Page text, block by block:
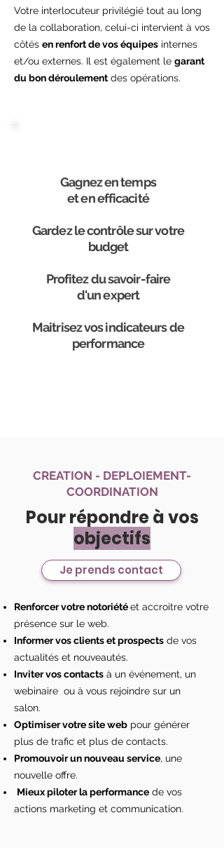
Votre interlocuteur privilégié tout au long
de la collaboration, celui-ci intervient à vos
côtés en renfort de vos équipes internes
et/ou externes. Il est également le garant
du bon déroulement des opérations.
Gagnez en temps
et en efficacité
Gardez le contrôle sur votre
budget
Profitez du savoir-faire
d'un expert
Maitrisez vos indicateurs de
performance
CREATION - DEPLOIEMENT-
COORDINATION
Pour répondre à vos
objectifs
Je prends contact
Renforcer votre notoriétéet accroitre votre
présence sur le web.
Informer vos clients et prospects de vos
actualités et nouveautés.
Inviter vos contacts à un événement, un
webinaire ou à vous rejoindre sur un
salon.
Optimiser votre site web pour générer
plus de trafic et plus de contacts.
Promouvoir un nouveau service, une
nouvelle offre.
Mieux piloter la performance de vos
actions marketing et communication.